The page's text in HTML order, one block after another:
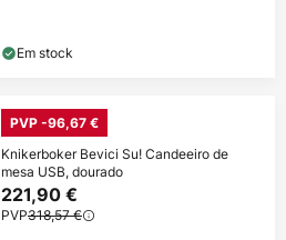
Em stock
PVP -96,67 €
Knikerboker Bevici Su! Candeeiro de
mesa USB, dourado
221,90 €
PVP318,57 €